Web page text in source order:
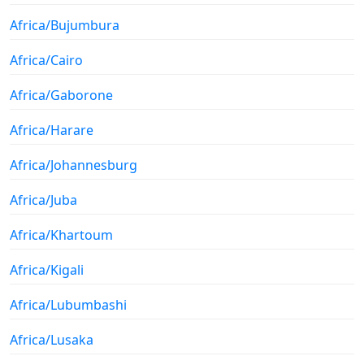
Africa/Bujumbura
Africa/Cairo
Africa/Gaborone
Africa/Harare
Africa/Johannesburg
Africa/Juba
Africa/Khartoum
Africa/Kigali
Africa/Lubumbashi
Africa/Lusaka